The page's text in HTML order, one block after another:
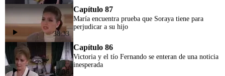
38:33
Capítulo 87
María encuentra prueba que Soraya tiene para
perjudicar a su hijo
37:36
Capítulo 86
Victoria y el tío Fernando se enteran de una noticia
inesperada